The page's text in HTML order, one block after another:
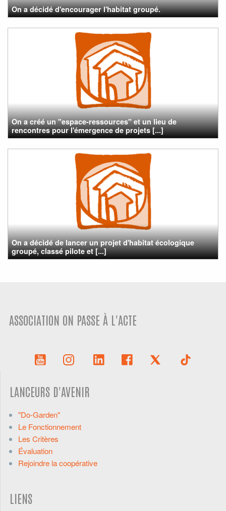
On a décidé d'encourager l'habitat groupé.
On a créé un "espace-ressources" et un lieu de
rencontres pour l'émergence de projets [...]
On a décidé de lancer un projet d'habitat écologique
groupé, classé pilote et [...]
ASSOCIATION ON PASSE À L'ACTE
LANCEURS D'AVENIR
"Do-Garden"
Le Fonctionnement
Les Critères
Évaluation
Rejoindre la coopérative
LIENS